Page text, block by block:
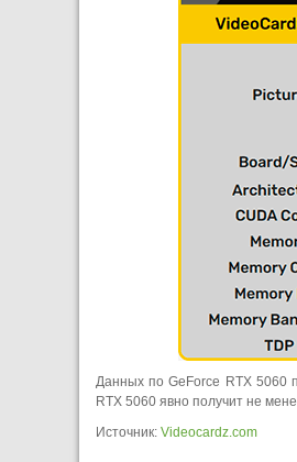
Данных по GeForce RTX 5060
RTX 5060 явно получит не
Источник: Videocardz.com